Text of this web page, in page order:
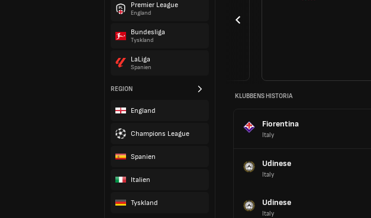
Premier League
England
Bundesliga
Tyskland
LaLiga
Spanien
REGION
England
Champions League
Spanien
Italien
Tyskland
KLUBBENS HISTORIA
Fiorentina
Italy
Udinese
Italy
Udinese
Italy